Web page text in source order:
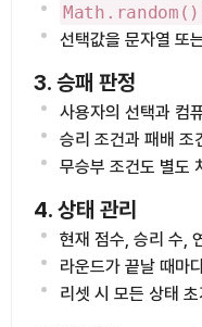
Math.random()
선택값을 문자열 또
3. 승패 판정
사용자의 선택과 컴
승리 조건과 패배 조
무승부 조건도 별도
4. 상태 관리
현재 점수, 승리 수,
라운드가 끝날 때마
리셋 시 모든 상태